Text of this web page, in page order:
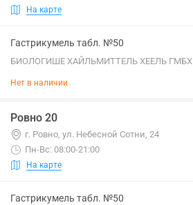
На карте
Гастрикумель табл. №50
БИОЛОГИШЕ ХАЙЛЬМИТТЕЛЬ ХЕЕЛЬ ГМБХ
Нет в наличии
Ровно 20
г. Ровно, ул. Небесной Сотни, 24
Пн-Вс: 08:00-21:00
На карте
Гастрикумель табл. №50